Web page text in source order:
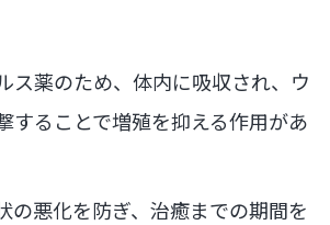
ス薬のため、体内に吸収され、ウ
することで増殖を抑える作用があ
の悪化を防ぎ、治癒までの期間を